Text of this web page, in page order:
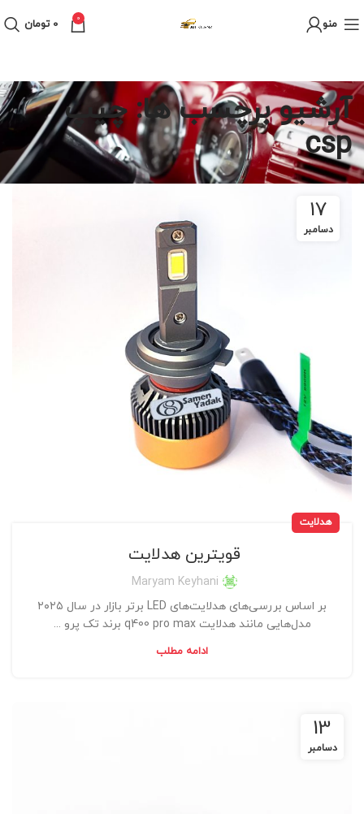
منو 0
0 تومان
آرشیو برچسب ها: چیپ
csp
17
دسامبر
هدلایت
قویترین هدلایت
Maryam Keyhani
بر اساس بررسی‌های هدلایت‌های LED برتر بازار در سال ۲۰۲۵
مدل‌هایی مانند هدلایت q400 pro max برند تک پرو ...
ادامه مطلب
13
دسامبر